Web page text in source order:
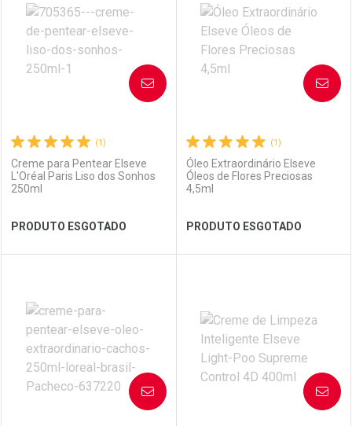
Laboratório
Ver Desconto Convênio
Por Menos Laboratório
Ver Desconto Convênio
Por Menos
(1)
Creme para Pentear Elseve
L'Oréal Paris Liso dos Sonhos
250ml
PRODUTO ESGOTADO
AVISE-ME
Laboratório
Por Menos
(1)
Óleo Extraordinário Elseve
Óleos de Flores Preciosas
4,5ml
PRODUTO ESGOTADO
AVISE-ME
Laboratório
Por Menos
AVISE-ME AVISE-ME